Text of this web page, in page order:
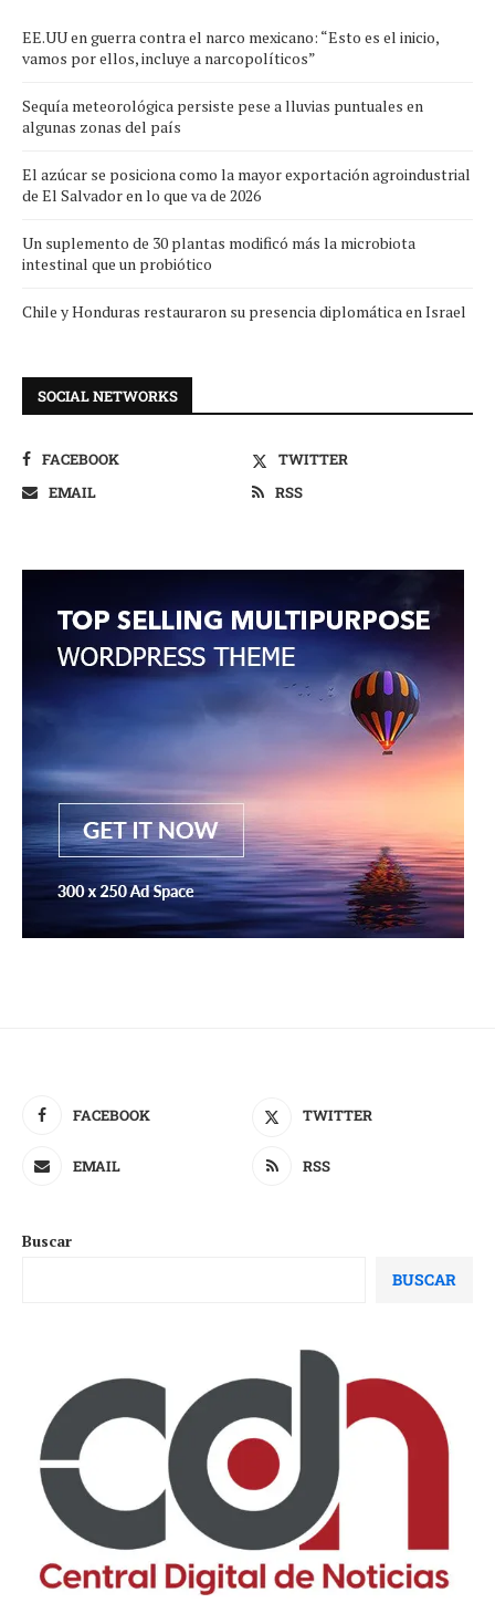
EE.UU en guerra contra el narco mexicano: “Esto es el inicio,
vamos por ellos, incluye a narcopolíticos”
Sequía meteorológica persiste pese a lluvias puntuales en
algunas zonas del país
El azúcar se posiciona como la mayor exportación agroindustrial
de El Salvador en lo que va de 2026
Un suplemento de 30 plantas modificó más la microbiota
intestinal que un probiótico
Chile y Honduras restauraron su presencia diplomática en Israel
SOCIAL NETWORKS
FACEBOOK
TWITTER
EMAIL
RSS
FACEBOOK TWITTER
EMAIL RSS
Buscar
BUSCAR